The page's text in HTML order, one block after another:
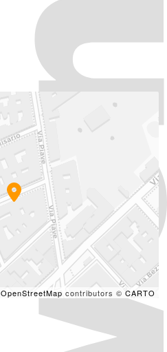
OpenStreetMap contributors © CARTO